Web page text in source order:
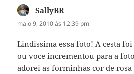
SallyBR
maio 9, 2010 às 12:39 pm
Lindissima essa foto! A cesta
ou voce incrementou para a
adorei as forminhas cor de rosa